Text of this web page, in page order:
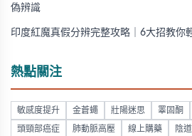
偽辨識
印度紅魔真假分辨完整攻略｜6大招教你
熱點關注
敏感度提升 金蒼蠅 壯陽迷思 睪固酮
頭頸部癌症 肺動脈高壓 線上購藥 陰